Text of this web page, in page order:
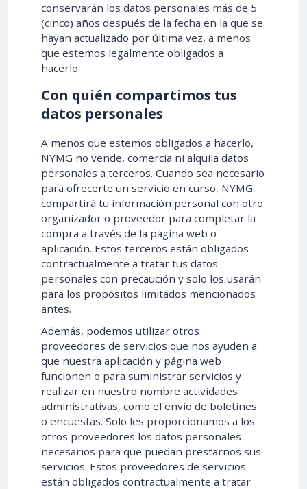
conservarán los datos personales más de 5
(cinco) años después de la fecha en la que se
hayan actualizado por última vez, a menos
que estemos legalmente obligados a
hacerlo.
Con quién compartimos tus
datos personales
A menos que estemos obligados a hacerlo,
NYMG no vende, comercia ni alquila datos
personales a terceros. Cuando sea necesario
para ofrecerte un servicio en curso, NYMG
compartirá tu información personal con otro
organizador o proveedor para completar la
compra a través de la página web o
aplicación. Estos terceros están obligados
contractualmente a tratar tus datos
personales con precaución y solo los usarán
para los propósitos limitados mencionados
antes.
Además, podemos utilizar otros
proveedores de servicios que nos ayuden a
que nuestra aplicación y página web
funcionen o para suministrar servicios y
realizar en nuestro nombre actividades
administrativas, como el envío de boletines
o encuestas. Solo les proporcionamos a los
otros proveedores los datos personales
necesarios para que puedan prestarnos sus
servicios. Estos proveedores de servicios
están obligados contractualmente a tratar